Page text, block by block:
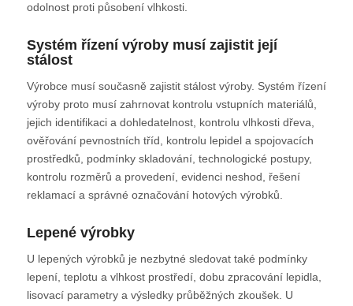
odolnost proti působení vlhkosti.
Systém řízení výroby musí zajistit její
stálost
Výrobce musí současně zajistit stálost výroby. Systém řízení
výroby proto musí zahrnovat kontrolu vstupních materiálů,
jejich identifikaci a dohledatelnost, kontrolu vlhkosti dřeva,
ověřování pevnostních tříd, kontrolu lepidel a spojovacích
prostředků, podmínky skladování, technologické postupy,
kontrolu rozměrů a provedení, evidenci neshod, řešení
reklamací a správné označování hotových výrobků.
Lepené výrobky
U lepených výrobků je nezbytné sledovat také podmínky
lepení, teplotu a vlhkost prostředí, dobu zpracování lepidla,
lisovací parametry a výsledky průběžných zkoušek. U